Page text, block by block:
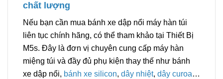
chất lượng
Nếu bạn cần mua bánh xe dập nổi máy hàn túi
liên tục chính hãng, có thể tham khảo tại Thiết Bị
M5s. Đây là đơn vị chuyên cung cấp máy hàn
miệng túi và đầy đủ phụ kiện thay thế như bánh
xe dập nổi, bánh xe silicon, dây nhiệt, dây curoa…